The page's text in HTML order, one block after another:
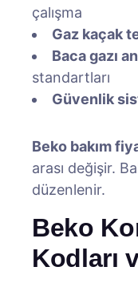
çalışma
Gaz kaçak
Baca gazı
standartları
Güvenlik
Beko bakım
arası değişir.
düzenlenir.
Beko
Kodları